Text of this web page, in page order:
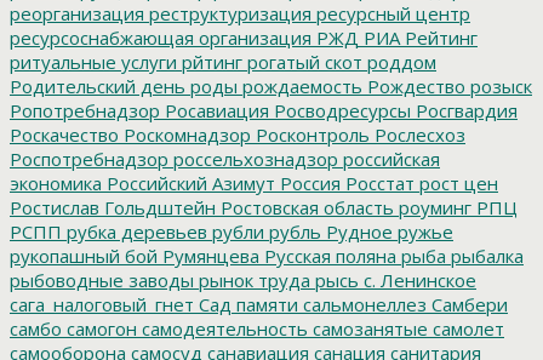
реорганизация реструктуризация ресурсный центр
ресурсоснабжающая организация РЖД РИА Рейтинг
ритуальные услуги рйтинг рогатый скот роддом
Родительский день роды рождаемость Рождество розыск
Ропотребнадзор Росавиация Росводресурсы Росгвардия
Роскачество Роскомнадзор Росконтроль Рослесхоз
Роспотребнадзор россельхознадзор российская
экономика Российский Азимут Россия Росстат рост цен
Ростислав Гольдштейн Ростовская область роуминг РПЦ
РСПП рубка деревьев рубли рубль Рудное ружье
рукопашный бой Румянцева Русская поляна рыба рыбалка
рыбоводные заводы рынок труда рысь с. Ленинское
сага_налоговый_гнет Сад памяти сальмонеллез Самбери
самбо самогон самодеятельность самозанятые самолет
самооборона самосуд санавиация санация санитария